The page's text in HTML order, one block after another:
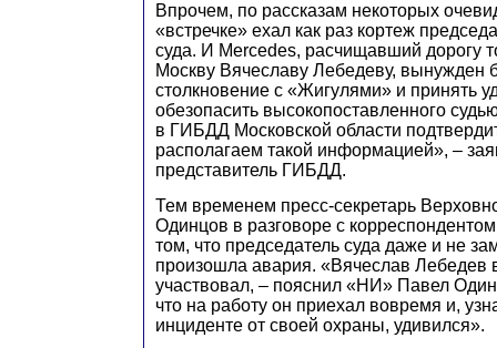
Впрочем, по рассказам некоторых
«встречке» ехал как раз кортеж
суда. И Mercedes, расчищавший дорогу
Москву Вячеславу Лебедеву, вынужден
столкновение с «Жигулями» и принять
обезопасить высокопоставленного
в ГИБДД Московской области
располагаем такой информацией», –
представитель ГИБДД.
Тем временем пресс-секретарь
Одинцов в разговоре с
том, что председатель суда даже и не
произошла авария. «Вячеслав
участвовал, – пояснил «НИ» Павел
что на работу он приехал вовремя и,
инциденте от своей охраны, удивился».